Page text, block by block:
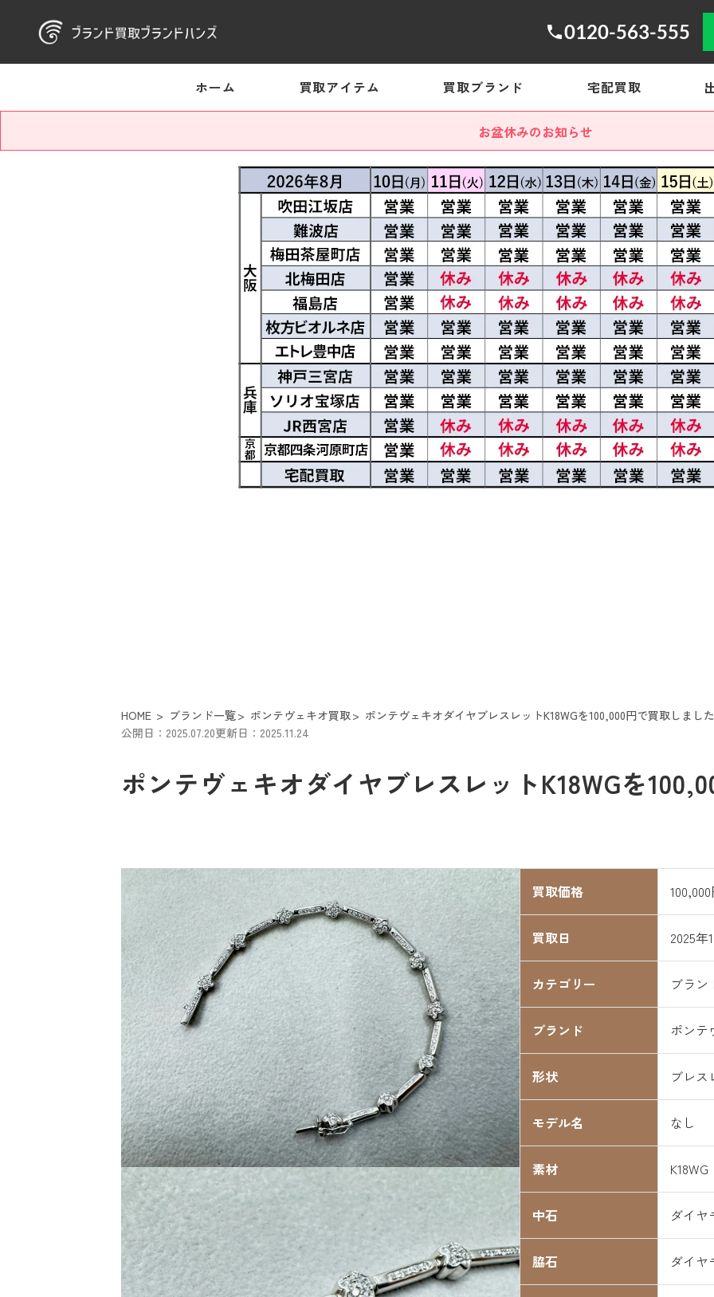
0120-563-555
ホーム 買取アイテム 買取ブランド 宅配買取
お盆休みのお知らせ
HOME ブランド一覧 ポンテヴェキオ買取
ポンテヴェキオダイヤブレスレットK18WGを100,000円で買取しました
公開日：2025.07.20更新日：2025.11.24
ポンテヴェキオダイヤブレスレットK18WGを
買取価格 100,000
買取日 2025年
カテゴリー ブラン
ブランド ポンテ
形状 ブレス
モデル名 なし
素材 K18WG
中石 ダイヤ
脇石 ダイヤ